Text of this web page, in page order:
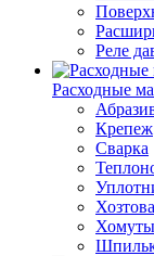
Реле
Расходные
Крепеж
Сварка
Хомуты